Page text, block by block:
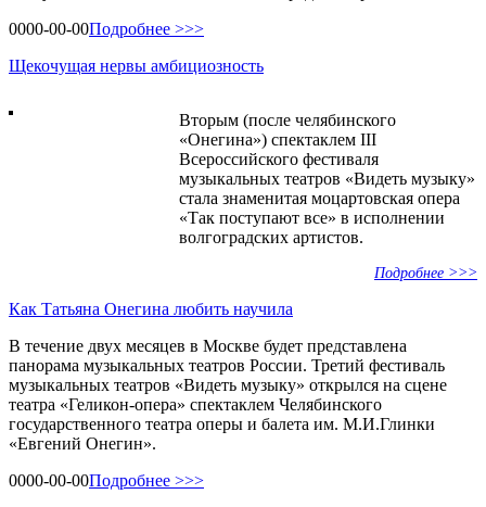
0000-00-00Подробнее >>>
Щекочущая нервы амбициозность
Вторым (после челябинского
«Онегина») спектаклем III
Всероссийского фестиваля
музыкальных театров «Видеть музыку»
стала знаменитая моцартовская опера
«Так поступают все» в исполнении
волгоградских артистов.
Подробнее >>>
Как Татьяна Онегина любить научила
В течение двух месяцев в Москве будет представлена
панорама музыкальных театров России. Третий фестиваль
музыкальных театров «Видеть музыку» открылся на сцене
театра «Геликон-опера» спектаклем Челябинского
государственного театра оперы и балета им. М.И.Глинки
«Евгений Онегин».
0000-00-00Подробнее >>>